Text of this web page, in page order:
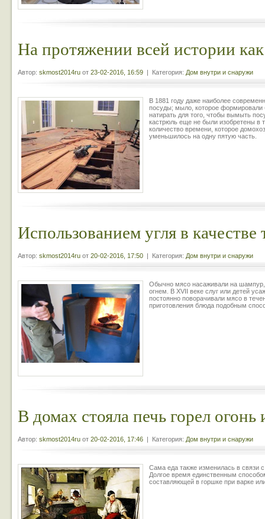
На протяжении всей истории
Автор: skmost2014ru от 23-02-2016, 16:59 | Категория: Дом внутри и снаружи
В 1881 году даже наиболее
посуды; мыло, которое формировали
натирать для того, чтобы вымыть
кастрюль еще не были изобретены в
количество времени, которое
уменьшилось на одну пятую часть.
Использованием угля в качестве
Автор: skmost2014ru от 20-02-2016, 17:50 | Категория: Дом внутри и снаружи
Обычно мясо насаживали на
огнем. В XVII веке слуг или детей
постоянно поворачивали мясо в
приготовления блюда подобным
В домах стояла печь горел огонь
Автор: skmost2014ru от 20-02-2016, 17:46 | Категория: Дом внутри и снаружи
Сама еда также изменилась в связи
Долгое время единственным
составляющей в горшке при варке